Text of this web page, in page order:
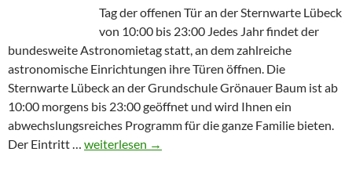
Tag der offenen Tür an der Sternwarte Lübeck
von 10:00 bis 23:00 Jedes Jahr findet der
bundesweite Astronomietag statt, an dem zahlreiche
astronomische Einrichtungen ihre Türen öffnen. Die
Sternwarte Lübeck an der Grundschule Grönauer Baum ist ab
10:00 morgens bis 23:00 geöffnet und wird Ihnen ein
abwechslungsreiches Programm für die ganze Familie bieten.
Der Eintritt … Partielle Sonnenfinsternis am Tag der
weiterlesen →